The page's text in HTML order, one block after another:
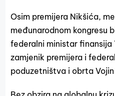
Osim premijera Nikšića,
međunarodnom kongresu
federalni ministar finansija
zamjenik premijera i
poduzetništva i obrta